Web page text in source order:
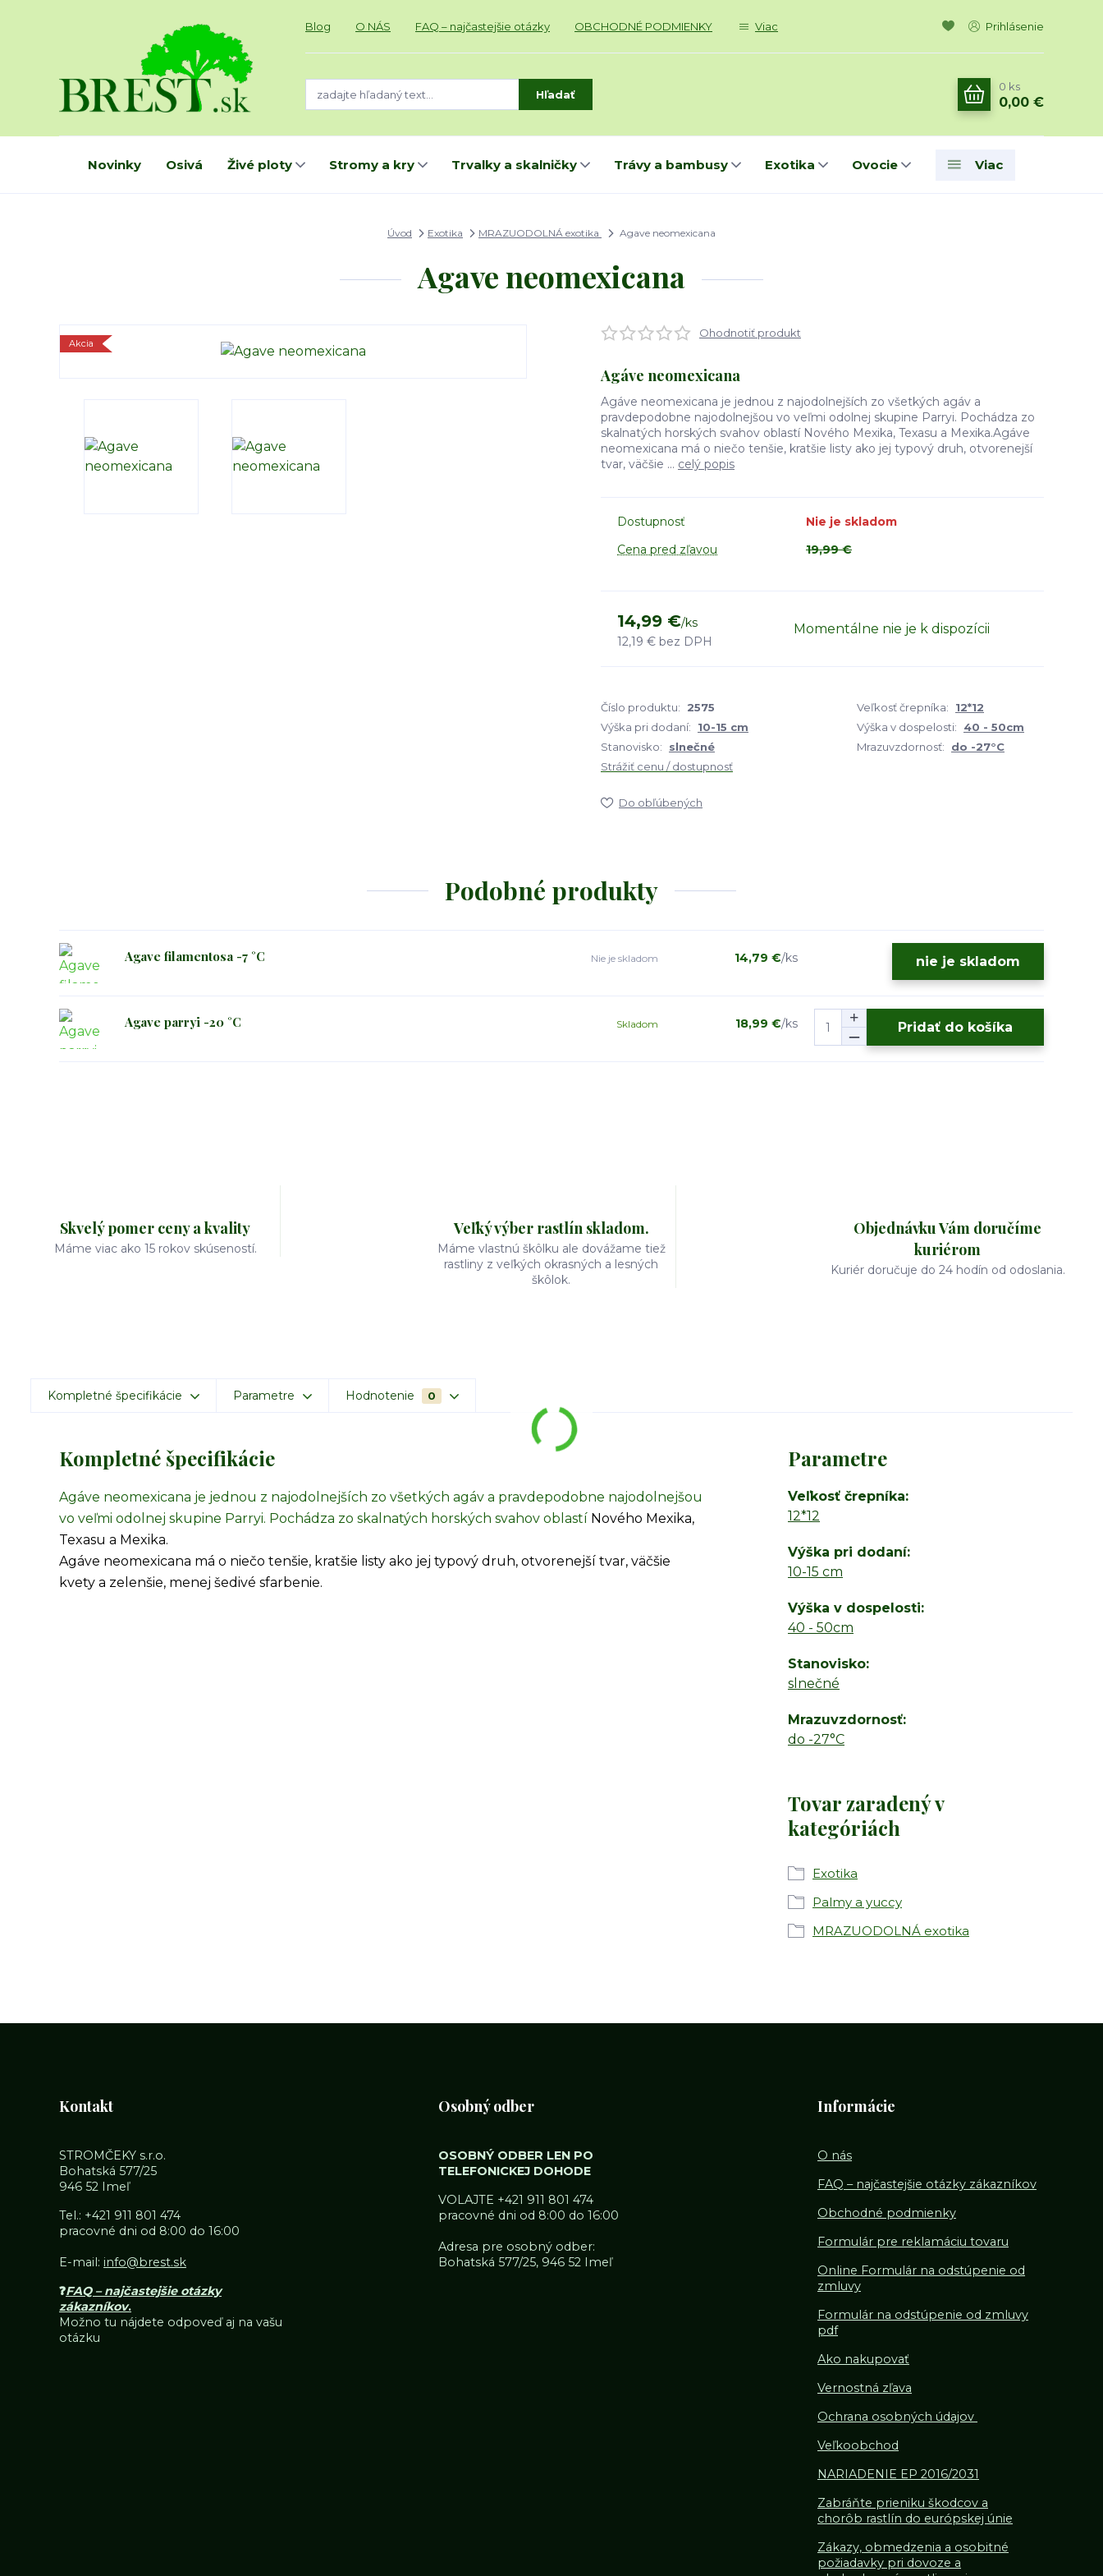
Blog O NÁS FAQ – najčastejšie otázky OBCHODNÉ PODMIENKY Viac Prihlásenie
Hľadať
0 ks
0,00 €
Novinky Osivá Živé ploty Stromy a kry Trvalky a skalničky Trávy a bambusy Exotika Ovocie Viac
Úvod Exotika MRAZUODOLNÁ exotika Agave neomexicana
Agave neomexicana
Akcia
Ohodnotiť produkt
Agáve neomexicana
Agáve neomexicana je jednou z najodolnejších zo všetkých agáv a
pravdepodobne najodolnejšou vo veľmi odolnej skupine Parryi. Pochádza zo
skalnatých horských svahov oblastí Nového Mexika, Texasu a Mexika.Agáve
neomexicana má o niečo tenšie, kratšie listy ako jej typový druh, otvorenejší
tvar, väčšie ... celý popis
Dostupnosť
Nie je skladom
Cena pred zľavou
19,99 €
14,99 €/ks
12,19 € bez DPH
Momentálne nie je k dispozícii
Číslo produktu: 2575 Veľkosť črepníka:
12*12
Výška pri dodaní:
10-15 cm Výška v dospelosti:
40 - 50cm
Stanovisko:
slnečné Mrazuvzdornosť:
do -27°C
Strážiť cenu / dostupnosť
Do obľúbených
Podobné produkty
Agave filamentosa -7 °C 14,79 €/ks
Nie je skladom nie je skladom
Agave parryi -20 °C 18,99 €/ks
Skladom Pridať do košíka
Skvelý pomer ceny a kvality
Máme viac ako 15 rokov skúseností.
Veľký výber rastlín skladom.
Máme vlastnú škôlku ale dovážame tiež
rastliny z veľkých okrasných a lesných
škôlok.
Objednávku Vám doručíme
kuriérom
Kuriér doručuje do 24 hodín od odoslania.
Kompletné špecifikácie Parametre Hodnotenie 0
Kompletné špecifikácie
Agáve neomexicana je jednou z najodolnejších zo všetkých agáv a pravdepodobne najodolnejšou
vo veľmi odolnej skupine Parryi. Pochádza zo skalnatých horských svahov oblastí Nového Mexika,
Texasu a Mexika.
Agáve neomexicana má o niečo tenšie, kratšie listy ako jej typový druh, otvorenejší tvar, väčšie
kvety a zelenšie, menej šedivé sfarbenie.
Parametre
Veľkosť črepníka
12*12
Výška pri dodaní
10-15 cm
Výška v dospelosti
40 - 50cm
Stanovisko
slnečné
Mrazuvzdornosť
do -27°C
Tovar zaradený v
kategóriách
Exotika
Palmy a yuccy
MRAZUODOLNÁ exotika
Kontakt
STROMČEKY s.r.o.
Bohatská 577/25
946 52 Imeľ
Tel.: +421 911 801 474
pracovné dni od 8:00 do 16:00
E-mail: info@brest.sk
❓FAQ – najčastejšie otázky
zákazníkov.
Možno tu nájdete odpoveď aj na vašu
otázku
Osobný odber
OSOBNÝ ODBER LEN PO
TELEFONICKEJ DOHODE
VOLAJTE +421 911 801 474
pracovné dni od 8:00 do 16:00
Adresa pre osobný odber:
Bohatská 577/25, 946 52 Imeľ
Informácie
O nás
FAQ – najčastejšie otázky zákazníkov
Obchodné podmienky
Formulár pre reklamáciu tovaru
Online Formulár na odstúpenie od
zmluvy
Formulár na odstúpenie od zmluvy
pdf
Ako nakupovať
Vernostná zľava
Ochrana osobných údajov
Veľkoobchod
NARIADENIE EP 2016/2031
Zabráňte prieniku škodcov a
chorôb rastlín do európskej únie
Zákazy, obmedzenia a osobitné
požiadavky pri dovoze a